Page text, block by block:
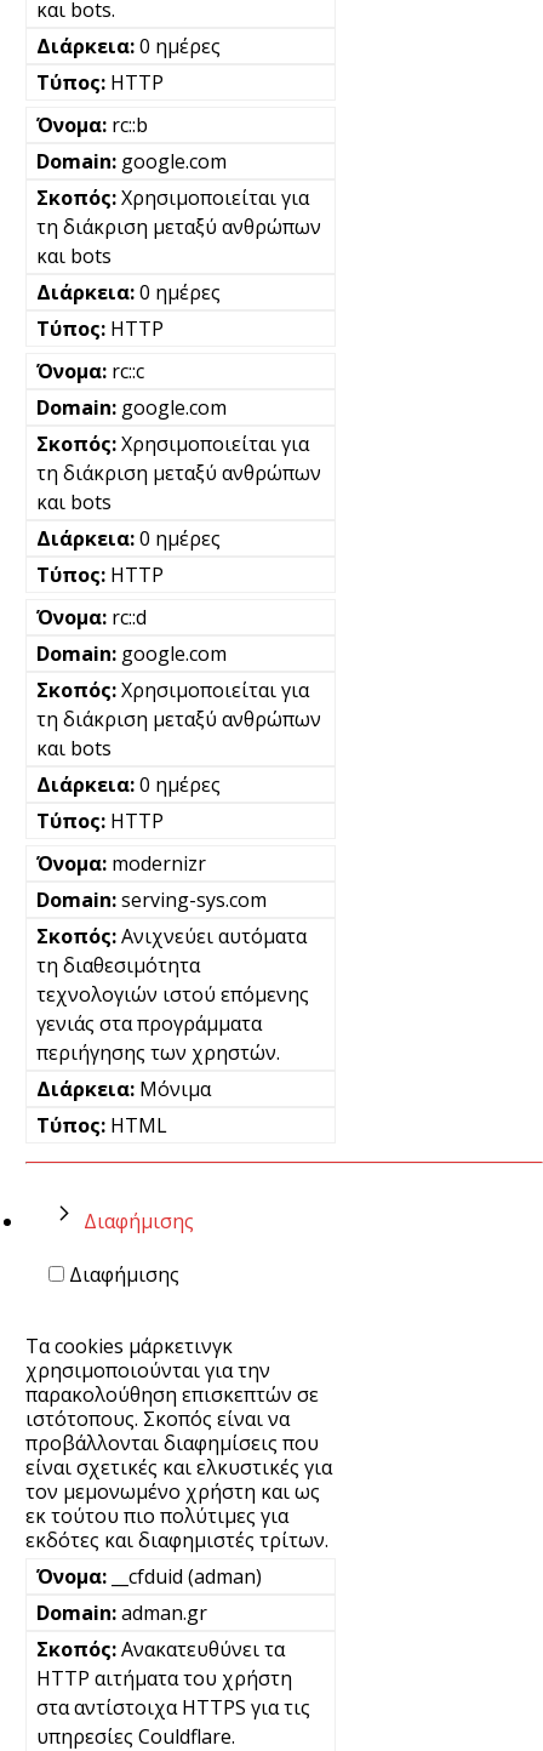
και bots.
0 ημέρες
HTTP
rc::b
google.com
Χρησιμοποιείται για
τη διάκριση μεταξύ ανθρώπων
και bots
0 ημέρες
HTTP
rc::c
google.com
Χρησιμοποιείται για
τη διάκριση μεταξύ ανθρώπων
και bots
0 ημέρες
HTTP
rc::d
google.com
Χρησιμοποιείται για
τη διάκριση μεταξύ ανθρώπων
και bots
0 ημέρες
HTTP
modernizr
serving-sys.com
Ανιχνεύει αυτόματα
τη διαθεσιμότητα
τεχνολογιών ιστού επόμενης
γενιάς στα προγράμματα
περιήγησης των χρηστών.
Μόνιμα
HTML
Διαφήμισης
Διαφήμισης
Τα cookies μάρκετινγκ
χρησιμοποιούνται για την
παρακολούθηση επισκεπτών σε
ιστότοπους. Σκοπός είναι να
προβάλλονται διαφημίσεις που
είναι σχετικές και ελκυστικές για
τον μεμονωμένο χρήστη και ως
εκ τούτου πιο πολύτιμες για
εκδότες και διαφημιστές τρίτων.
__cfduid (adman)
adman.gr
Ανακατευθύνει τα
HTTP αιτήματα του χρήστη
στα αντίστοιχα HTTPS για τις
υπηρεσίες Couldflare.